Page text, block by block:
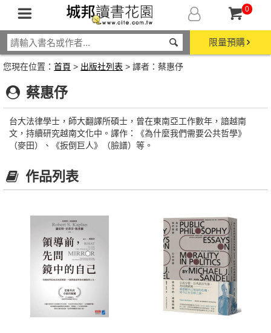
0
限量預購
您現在位置： 首頁 > 出版社列表 > 譯者：蔡惠伃
蔡惠伃
台大法律學士，師大翻譯所碩士，曾在東南亞工作數年，諳越南
文，持續研究越南文化中。譯作：《為什麼我們需要公共哲學》
（麥田）、《扳倒巨人》（臉譜）等。
作品列表